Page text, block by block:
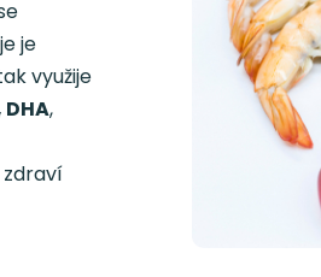
je
využije
,